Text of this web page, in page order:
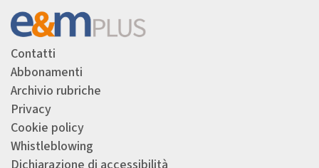
Contatti
Abbonamenti
Archivio rubriche
Privacy
Cookie policy
Whistleblowing